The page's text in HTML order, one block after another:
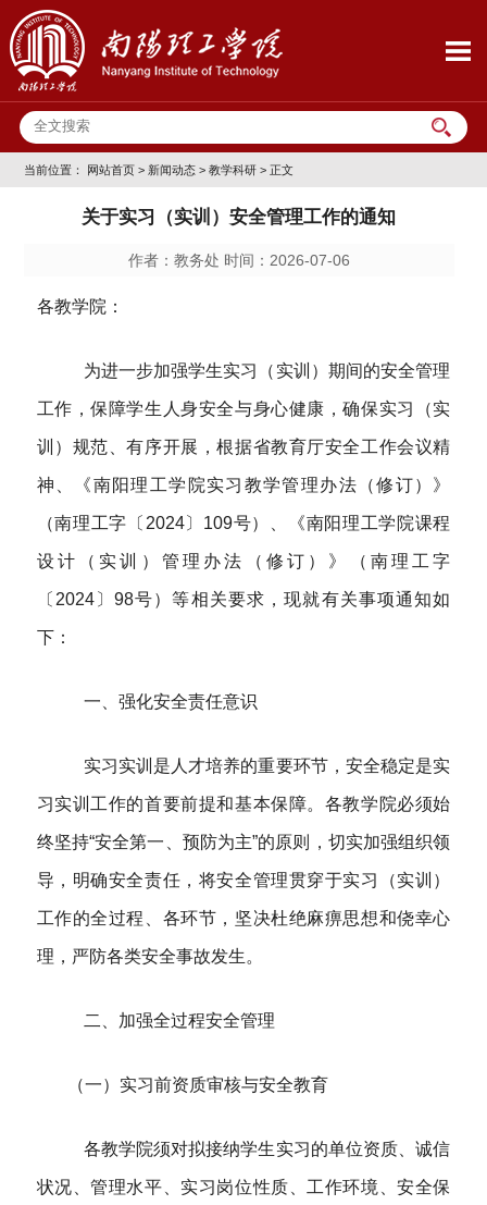
当前位置： 网站首页 > 新闻动态 >教学科研 > 正文
关于实习（实训）安全管理工作的通知
作者：教务处 时间：2026-07-06
各教学院：
为进一步加强学生实习（实训）期间的安全管理
工作，保障学生人身安全与身心健康，确保实习（实
训）规范、有序开展，根据省教育厅安全工作会议精
神、《南阳理工学院实习教学管理办法（修订）》
（南理工字〔 2024〕109号）、《南阳理工学院课程
设计（实训）管理办法（修订）》（南理工字
〔2024〕98号）等相关要求，现就有关事项通知如
下：
一、 强化安全责任意识
实习实训是人才培养的重要环节，安全稳定是实
习实训工作的首要前提和基本保障。各教学院必须始
终坚持“安全第一、预防为主”的原则，切实加强组织领
导，明确安全责任，将安全管理贯穿于实习（实训）
工作的全过程、各环节，坚决杜绝麻痹思想和侥幸心
理，严防各类安全事故发生。
二、加强全过程安全管理
（一） 实习前资质审核与安全教育
各教学院须对拟接纳学生实习的单位资质、诚信
状况、管理水平、实习岗位性质、工作环境、安全保